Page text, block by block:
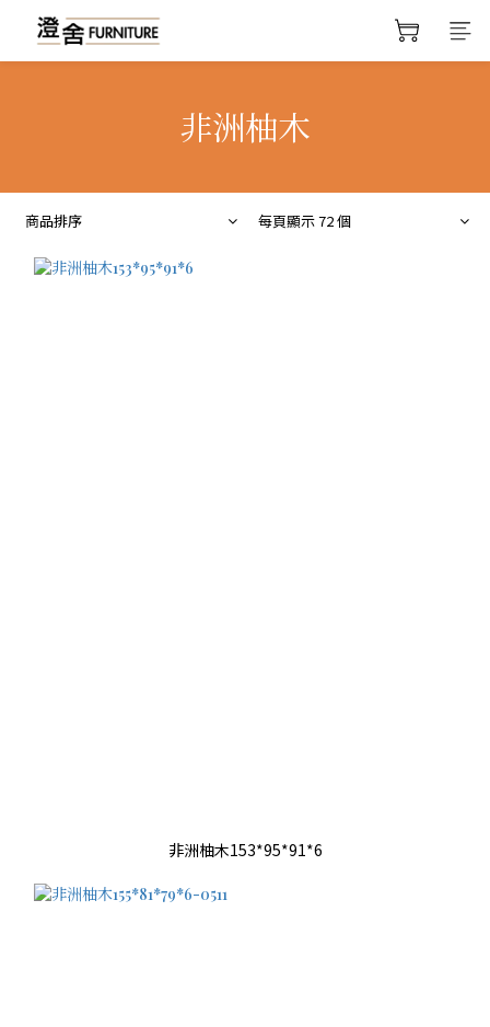
非洲柚木
商品排序 每頁顯示 72 個
非洲柚木153*95*91*6